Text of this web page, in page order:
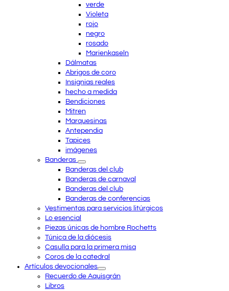
verde
Violeta
rojo
negro
rosado
Marienkaseln
Dálmatas
Abrigos de coro
Insignias reales
hecho a medida
Bendiciones
Mitren
Marquesinas
Antependia
Tapices
imágenes
Banderas
Banderas del club
Banderas de carnaval
Banderas del club
Banderas de conferencias
Vestimentas para servicios litúrgicos
Lo esencial
Piezas únicas de hombre Rochetts
Túnica de la diócesis
Casulla para la primera misa
Coros de la catedral
Artículos devocionales
Recuerdo de Aquisgrán
Libros